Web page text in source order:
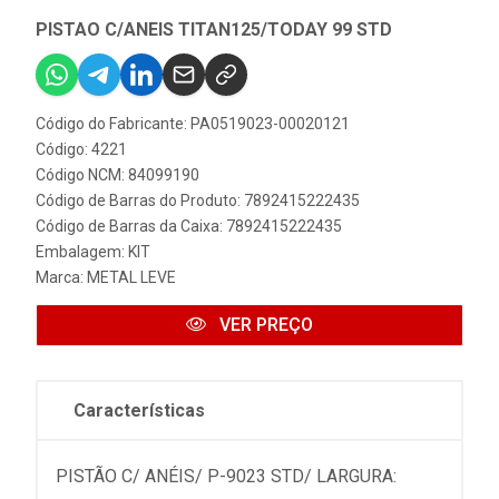
PISTAO C/ANEIS TITAN125/TODAY 99 STD
Código do Fabricante: PA0519023-00020121
Código: 4221
Código NCM: 84099190
Código de Barras do Produto: 7892415222435
Código de Barras da Caixa: 7892415222435
Embalagem: KIT
Marca: METAL LEVE
VER PREÇO
Características
PISTÃO C/ ANÉIS/ P-9023 STD/ LARGURA: